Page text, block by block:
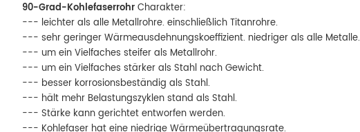
90-Grad-KohlefaserrohrCharakter:
--- leichter als alle Metallrohre. einschließlich Titanrohre.
--- sehr geringer Wärmeausdehnungskoeffizient. niedriger als alle Metalle.
--- um ein Vielfaches steifer als Metallrohr.
--- um ein Vielfaches stärker als Stahl nach Gewicht.
--- besser korrosionsbeständig als Stahl.
--- hält mehr Belastungszyklen stand als Stahl.
--- Stärke kann gerichtet entworfen werden.
--- Kohlefaser hat eine niedrige Wärmeübertragungsrate.